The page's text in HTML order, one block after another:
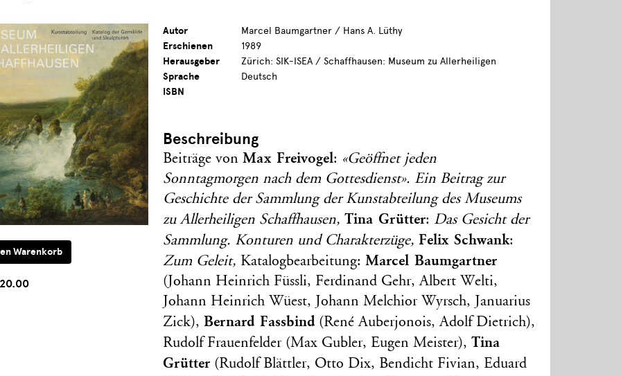
Autor
Marcel Baumgartner / Hans A. Lüthy
Erschienen
1989
Herausgeber
Zürich: SIK-ISEA / Schaffhausen: Museum zu Allerheiligen
Sprache
Deutsch
ISBN
Beschreibung
Beiträge vonMax Freivogel: «Geöffnet jeden
Sonntagmorgen nach dem Gottesdienst». Ein Beitrag zur
Geschichte der Sammlung der Kunstabteilung des Museums
zu Allerheiligen Schaffhausen, Tina Grütter: Das Gesicht der
Sammlung. Konturen und Charakterzüge, Felix Schwank:
Zum Geleit, Katalogbearbeitung:Marcel Baumgartner
(Johann Heinrich Füssli, Ferdinand Gehr, Albert Welti,
Johann Heinrich Wüest, Johann Melchior Wyrsch, Januarius
Zick),Bernard Fassbind (René Auberjonois, Adolf Dietrich),
Rudolf Frauenfelder (Max Gubler, Eugen Meister),Tina
Grütter (Rudolf Blättler, Otto Dix, Bendicht Fivian, Eduard